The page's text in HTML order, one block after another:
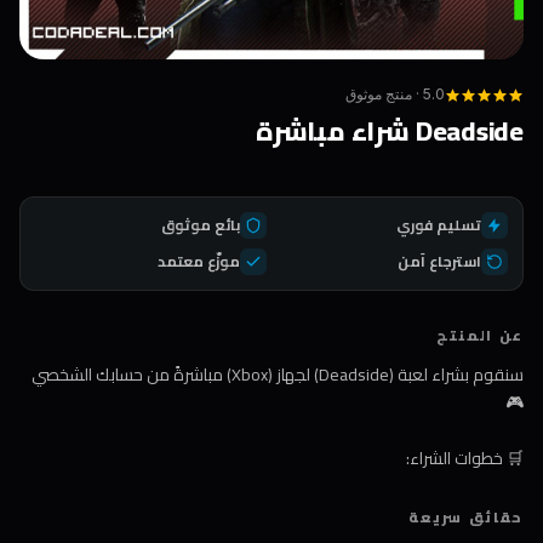
5.0 · منتج موثوق
Deadside شراء مباشرة
تسليم فوري
بائع موثوق
استرجاع آمن
موزّع معتمد
عن المنتج
سنقوم بشراء لعبة (Deadside) لجهاز (Xbox) مباشرةً من حسابك الشخصي
🎮
🛒 خطوات الشراء:
1️⃣ اضغط على زر الشراء
حقائق سريعة